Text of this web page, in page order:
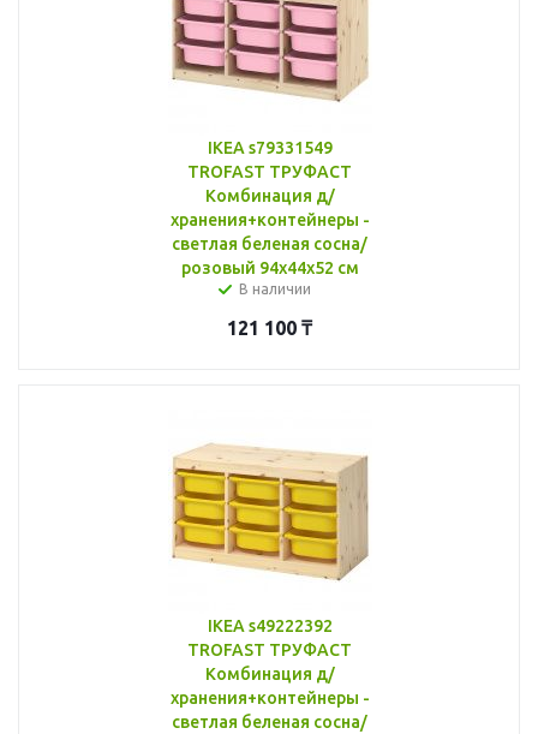
IKEA s79331549
TROFAST ТРУФАСТ
Комбинация д/
хранения+контейнеры -
светлая беленая сосна/
розовый 94x44x52 см
В наличии
121 100 ₸
IKEA s49222392
TROFAST ТРУФАСТ
Комбинация д/
хранения+контейнеры -
светлая беленая сосна/